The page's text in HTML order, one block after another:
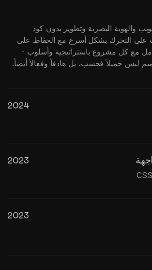
والهوية البصرية وتطوير بدون كود
على التحرك بشكل أسرع مع الحفاظ على
مع كل مشروع باستراتيجية وأسلوب -
ليس جميلاً فحسب، بل هادفاً وفعالاً أيضاً.
2024
2023
2023